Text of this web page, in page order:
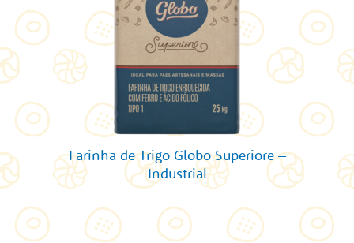
Farinha de Trigo Globo Superiore –
Industrial